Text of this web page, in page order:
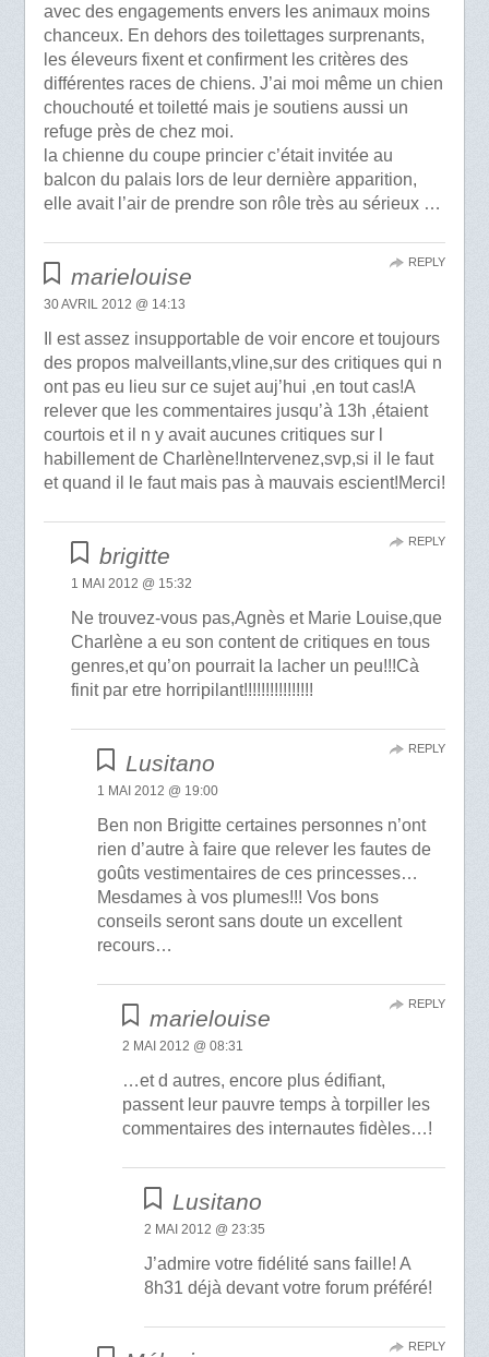
avec des engagements envers les animaux moins
chanceux. En dehors des toilettages surprenants,
les éleveurs fixent et confirment les critères des
différentes races de chiens. J’ai moi même un chien
chouchouté et toiletté mais je soutiens aussi un
refuge près de chez moi.
la chienne du coupe princier c’était invitée au
balcon du palais lors de leur dernière apparition,
elle avait l’air de prendre son rôle très au sérieux …
marielouise
30 AVRIL 2012 @ 14:13
Il est assez insupportable de voir encore et toujours
des propos malveillants,vline,sur des critiques qui n
ont pas eu lieu sur ce sujet auj’hui ,en tout cas!A
relever que les commentaires jusqu’à 13h ,étaient
courtois et il n y avait aucunes critiques sur l
habillement de Charlène!Intervenez,svp,si il le faut
et quand il le faut mais pas à mauvais escient!Merci!
REPLY
brigitte
1 MAI 2012 @ 15:32
Ne trouvez-vous pas,Agnès et Marie Louise,que
Charlène a eu son content de critiques en tous
genres,et qu’on pourrait la lacher un peu!!!Cà
finit par etre horripilant!!!!!!!!!!!!!!!!
REPLY
Lusitano
1 MAI 2012 @ 19:00
Ben non Brigitte certaines personnes n’ont
rien d’autre à faire que relever les fautes de
goûts vestimentaires de ces princesses…
Mesdames à vos plumes!!! Vos bons
conseils seront sans doute un excellent
recours…
REPLY
marielouise
2 MAI 2012 @ 08:31
…et d autres, encore plus édifiant,
passent leur pauvre temps à torpiller les
commentaires des internautes fidèles…!
REPLY
Lusitano
2 MAI 2012 @ 23:35
J’admire votre fidélité sans faille! A
8h31 déjà devant votre forum préféré!
REPLY